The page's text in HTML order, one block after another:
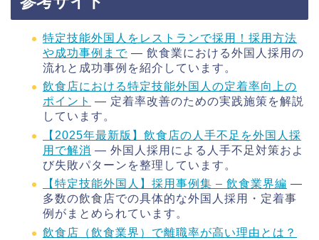
特定技能外国人をレストランで採用！採用方法
や成功事例まで — 飲食業における外国人採用の
流れと成功事例を紹介しています。
飲食店における特定技能外国人の定着率向上の
ポイント — 定着率改善のための実践施策を解説
しています。
【2025年最新版】飲食店の人手不足を外国人採
用で解消 — 外国人採用による人手不足対策およ
び失敗パターンを整理しています。
【特定技能外国人】採用事例集 – 飲食業界編 —
多数の飲食店での具体的な外国人採用・定着事
例がまとめられています。
飲食店（飲食業界）で離職率が高い理由とは？